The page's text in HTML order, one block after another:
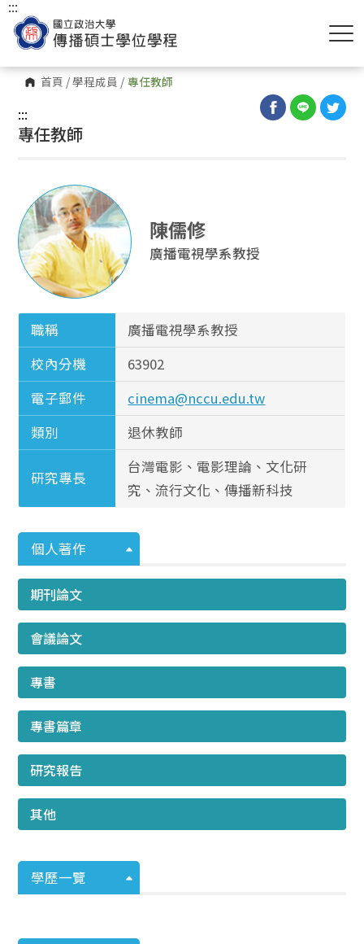
首頁 /學程成員 / 專任教師
:::
:::
專任教師
陳儒修
廣播電視學系教授
職稱
廣播電視學系教授
校內分機
63902
電子郵件
cinema@nccu.edu.tw
類別
退休教師
研究專長
台灣電影、電影理論、文化研
究、流行文化、傳播新科技
個人著作
期刊論文
會議論文
專書
專書篇章
研究報告
其他
學歷一覽